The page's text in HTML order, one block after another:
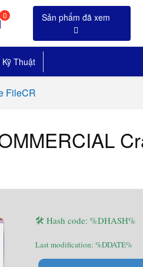
0
Thuật
FileCR
🛠 Hash code: %DHASH%
Last modification: %DDATE%